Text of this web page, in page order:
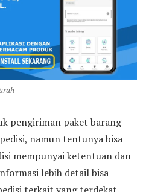
pengiriman paket barang
namun tentunya bisa
mempunyai ketentuan dan
lebih detail bisa